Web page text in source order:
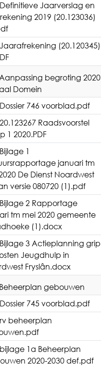
Definitieve Jaarverslag en
2019 (20.123036)
Jaarafrekening (20.120345)
begroting 2020
Domein
Dossier 746 voorblad.pdf
20.123267 Raadsvoorstel
1 2020.PDF
Bijlage 1
januari tm
De Dienst Noardwest
versie 080720 (1).pdf
Bijlage 2 Rapportage
tm mei 2020 gemeente
(1).docx
Bijlage 3 Actieplanning grip
Jeugdhulp in
Fryslân.docx
gebouwen
Dossier 745 voorblad.pdf
rv beheerplan
bijlage 1a Beheerplan
2020-2030 def.pdf